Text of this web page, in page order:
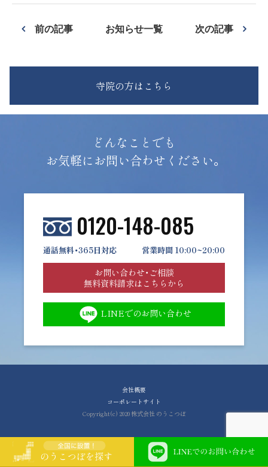
前の記事 お知らせ一覧 次の記事
寺院の方はこちら
どんなことでも
お気軽にお問い合わせください。
0120-148-085
通話無料・365日対応 営業時間 10:00~20:00
お問い合わせ・ご相談
無料資料請求はこちらから
LINEでのお問い合わせ
会社概要
コーポレートサイト
Copyright(c) 2020 株式会社 のうこつぼ